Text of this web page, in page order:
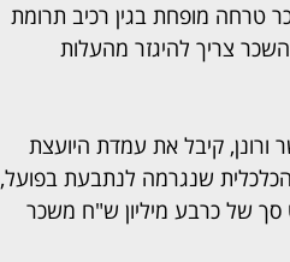
טרחה מופחת בגין רכיב תרומת
עמדתה הדגישה כי השכר צריך להיגזר מהעלות
ורונן, קיבל את עמדת היועצת
שנגרמה לנתבעת בפועל,
של כרבע מיליון ש"ח משכר